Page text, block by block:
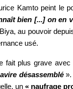
Kamto peint le
bien [...] on en
au pouvoir
usé.
fait plus grave
désassemblé ».
un « naufrage